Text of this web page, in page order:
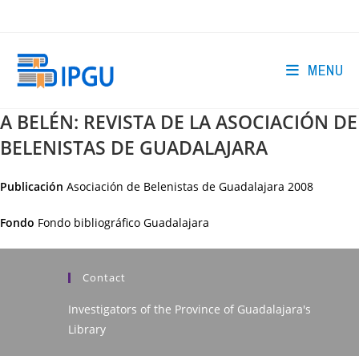
MENU
A BELÉN: REVISTA DE LA ASOCIACIÓN DE
BELENISTAS DE GUADALAJARA
Publicación Asociación de Belenistas de Guadalajara 2008
Fondo Fondo bibliográfico Guadalajara
Contact
Investigators of the Province of Guadalajara's
Library